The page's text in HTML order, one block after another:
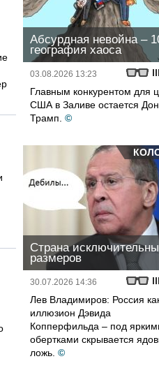
Абсурдная невойна –
география хаоса
03.08.2026 13:23
Главным конкурентом для
США в Заливе остается
Трамп. ©
Страна
размеров
30.07.2026 14:36
Лев Владимиров: Россия
иллюзион Дэвида
Копперфильда – под
обертками скрывается
ложь. ©